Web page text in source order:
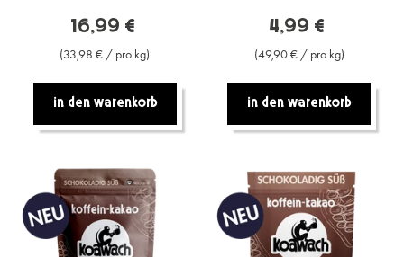
16,99 €
(33,98 € / pro kg)
In den warenkorb
4,99 €
(49,90 € / pro kg)
In den warenkorb